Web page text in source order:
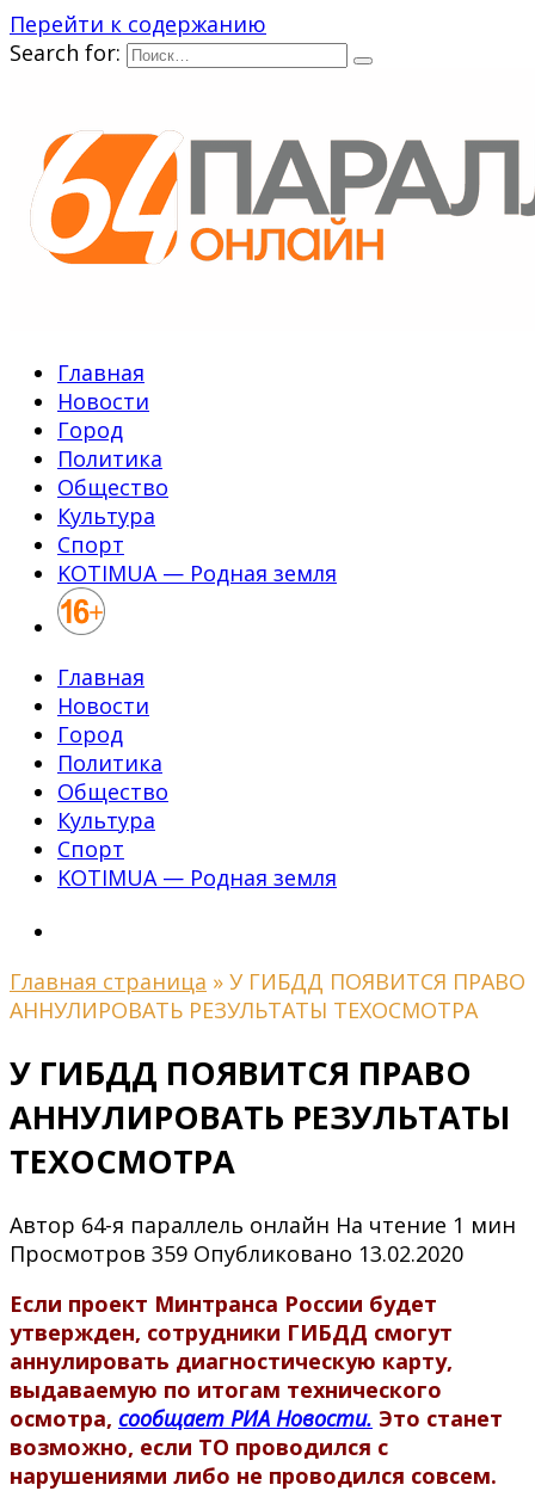
Перейти к содержанию
Search for:
Главная
Новости
Город
Политика
Общество
Культура
Спорт
KOTIMUA — Родная земля
Главная
Новости
Город
Политика
Общество
Культура
Спорт
KOTIMUA — Родная земля
Главная страница » У ГИБДД ПОЯВИТСЯ ПРАВО
АННУЛИРОВАТЬ РЕЗУЛЬТАТЫ ТЕХОСМОТРА
У ГИБДД ПОЯВИТСЯ ПРАВО
АННУЛИРОВАТЬ РЕЗУЛЬТАТЫ
ТЕХОСМОТРА
Автор 64-я параллель онлайн На чтение 1 мин
Просмотров 359 Опубликовано 13.02.2020
Если проект Минтранса России будет
утвержден, сотрудники ГИБДД смогут
аннулировать диагностическую карту,
выдаваемую по итогам технического
осмотра, сообщает РИА Новости. Это станет
возможно, если ТО проводился с
нарушениями либо не проводился совсем.